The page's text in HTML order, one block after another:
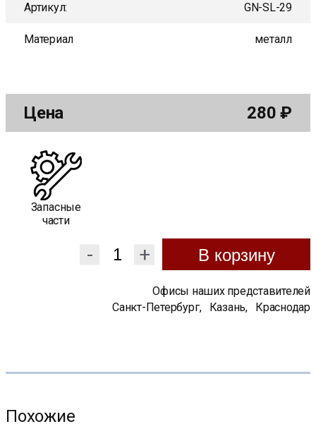
Артикул: GN-SL-29
Материал металл
Цена 280₽
Запасные
части
- + В корзину
Офисы наших представителей
Санкт-Петербург, Казань, Краснодар
Похожие